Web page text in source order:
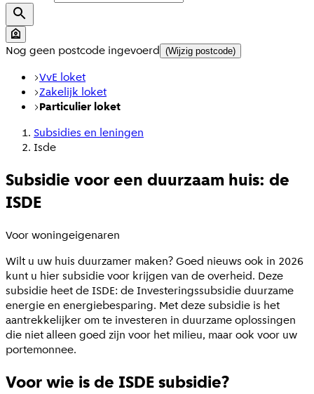
Nog geen postcode ingevoerd (Wijzig postcode)
VvE loket
Zakelijk loket
Particulier loket
Subsidies en leningen
Isde
Subsidie voor een duurzaam huis: de
ISDE
Voor woningeigenaren
Wilt u uw huis duurzamer maken? Goed nieuws ook in 2026
kunt u hier subsidie voor krijgen van de overheid. Deze
subsidie heet de ISDE: de Investeringssubsidie duurzame
energie en energiebesparing. Met deze subsidie is het
aantrekkelijker om te investeren in duurzame oplossingen
die niet alleen goed zijn voor het milieu, maar ook voor uw
portemonnee.
Voor wie is de ISDE subsidie?